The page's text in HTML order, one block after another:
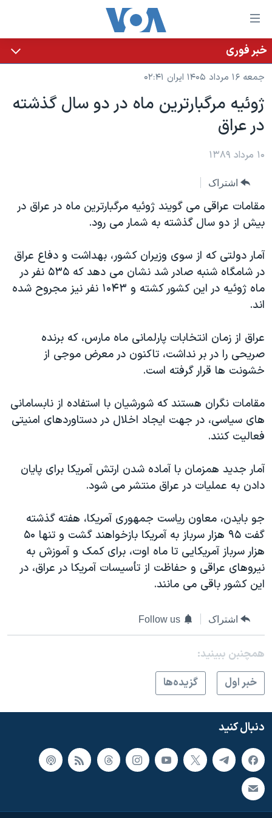
لینکهای
قابل
دسترسی
جهش
محتوای
اصلی
جهش
به
اصلی
جهش
به
خانه
نسخه سبک وب‌سایت
موضوع ها
ایران
آمریکا
گزیده‌ها
ویدیوها
فرهنگ و زندگی
علم و فناوری
اسرائیل در جنگ
آرشیو پخش زنده
برنامه های تلویزیونی
جدول برنامه ها
صفحه‌های ویژه
عملیات خشم حماسی
بایگانی برنامه‌های تلویزیونی
مستندها
رمز مهسا
ورزش زنان در ایران
مجموعه مستندهای دادخواهی
تریبونال مردمی آبان ۹۸
چهل سال گروگان‌گیری
اعتراضات مردمی آبان ۹۸
اسرائیل در جنگ
نرگس محمدی برنده جایزه نوبل صلح
همایش محافظه‌کاران آمریکا «سی‌پک»
صفحه‌های ویژه
سفر پرزیدنت ترامپ به چین
فرکانس‌های صدای آمریکا
پخش رادیویی
یادگیری زبان انگلیسی
دنبال کنید
زبانهای مختلف
خبر فوری
جمعه ۱۶ مرداد ۱۴۰۵ ایران ۰۲:۴۱
ژوئیه مرگبارترین ماه در دو سال گذشته
در عراق
۱۰ مرداد ۱۳۸۹
اشتراک
مقامات عراقی می گویند ژوئیه مرگبارترین ماه در عراق در
بیش از دو سال گذشته به شمار می رود.
آمار دولتی که از سوی وزیران کشور، بهداشت و دفاع عراق
در شامگاه شنبه صادر شد نشان می دهد که ۵۳۵ نفر در
ماه ژوئیه در این کشور کشته و ۱۰۴۳ نفر نیز مجروح شده
اند.
عراق از زمان انتخابات پارلمانی ماه مارس، که برنده
صریحی را در بر نداشت، تاکنون در معرض موجی از
خشونت ها قرار گرفته است.
مقامات نگران هستند که شورشیان با استفاده از نابسامانی
های سیاسی، در جهت ایجاد اخلال در دستاوردهای امنیتی
فعالیت کنند.
آمار جدید همزمان با آماده شدن ارتش آمریکا برای پایان
دادن به عملیات در عراق منتشر می شود.
جو بایدن، معاون ریاست جمهوری آمریکا، هفته گذشته
گفت ۹۵ هزار سرباز به آمریکا بازخواهند گشت و تنها ۵۰
هزار سرباز آمریکایی تا ماه اوت، برای کمک و آموزش به
نیروهای عراقی و حفاظت از تأسیسات آمریکا در عراق، در
این کشور باقی می مانند.
اشتراک Follow us
همچنبن ببینید:
خبر اول
گزيده‌ها
دنبال کنید